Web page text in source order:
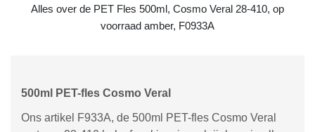
Alles over de PET Fles 500ml, Cosmo Veral 28-410, op
voorraad amber, F0933A
500ml PET-fles Cosmo Veral
Ons artikel F933A, de 500ml PET-fles Cosmo Veral